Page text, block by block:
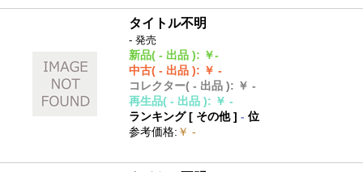
タイトル不明
- 発売
新品( - 出品 ): ￥-
中古( - 出品 ): ￥ -
コレクター( - 出品 ): ￥ -
再生品( - 出品 ): ￥ -
ランキング [ その他]- 位
参考価格: ￥ -